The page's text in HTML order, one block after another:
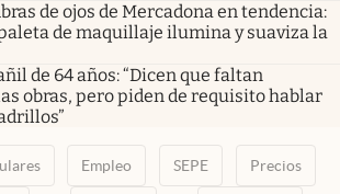
de ojos de Mercadona en tendencia:
de maquillaje ilumina y suaviza la
de 64 años: “Dicen que faltan
obras, pero piden de requisito hablar
Empleo SEPE Precios